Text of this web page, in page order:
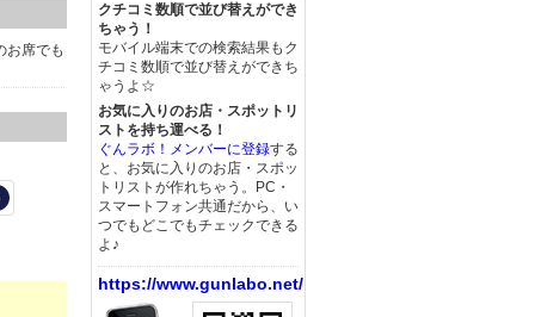
お席でも
クチコミ数順で並び替えができ
ちゃう！
モバイル端末での検索結果もク
チコミ数順で並び替えができち
ゃうよ☆
お気に入りのお店・スポットリ
ストを持ち運べる！
ぐんラボ！メンバーに登録する
と、お気に入りのお店・スポッ
トリストが作れちゃう。PC・
スマートフォン共通だから、い
つでもどこでもチェックできる
よ♪
https://www.gunlabo.net/